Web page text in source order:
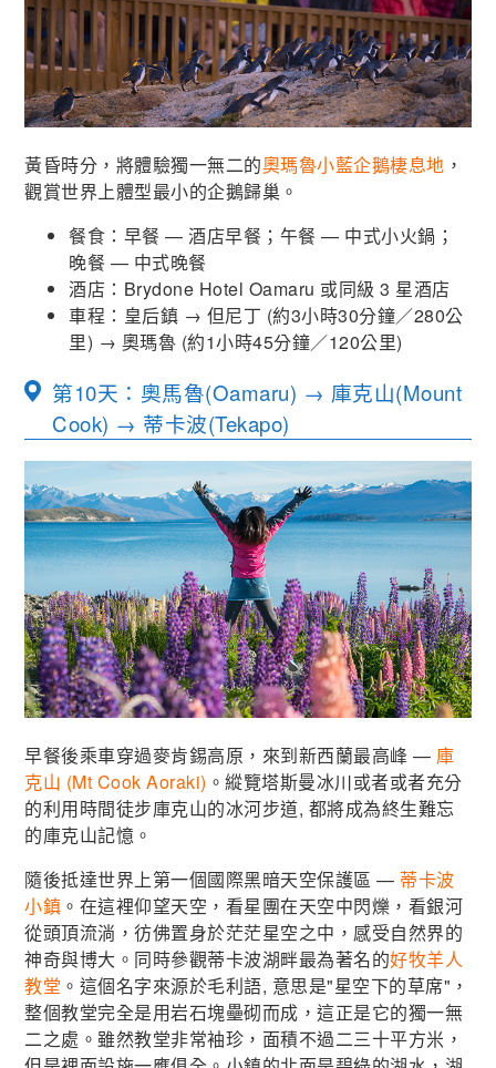
黃昏時分，將體驗獨一無二的奧瑪魯小藍企鵝棲息地 ，
觀賞世界上體型最小的企鵝歸巢。
餐食：早餐 — 酒店早餐；午餐 — 中式小火鍋；
晚餐 — 中式晚餐
酒店：Brydone Hotel Oamaru 或同級 3 星酒店
車程：皇后鎮 → 但尼丁 (約3小時30分鐘／280公
里) → 奧瑪魯 (約1小時45分鐘／120公里)
第10天：奧馬魯(Oamaru) → 庫克山(Mount
Cook) → 蒂卡波(Tekapo)
早餐後乘車穿過麥肯錫高原，來到新西蘭最高峰 — 庫
克山 (Mt Cook Aoraki) 。縱覽塔斯曼冰川或者或者充分
的利用時間徒步庫克山的冰河步道, 都將成為終生難忘
的庫克山記憶。
隨後抵達世界上第一個國際黑暗天空保護區 — 蒂卡波
小鎮 。在這裡仰望天空，看星團在天空中閃爍，看銀河
從頭頂流淌，彷佛置身於茫茫星空之中，感受自然界的
神奇與博大。同時參觀蒂卡波湖畔最為著名的好牧羊人
教堂 。這個名字來源於毛利語, 意思是"星空下的草席"，
整個教堂完全是用岩石塊壘砌而成，這正是它的獨一無
二之處。雖然教堂非常袖珍，面積不過二三十平方米，